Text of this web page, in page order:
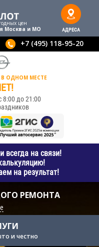
цен
Москва и МО
АДРЕСА
+7 (495) 118-95-20
В ОДНОМ МЕСТЕ
8:00 до 21:00
всегда на связи!
на результат!
РЕМОНТА
и честно